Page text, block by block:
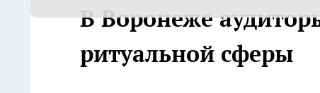
В Воронеже
ритуальной сферы